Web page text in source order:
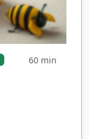
60 min